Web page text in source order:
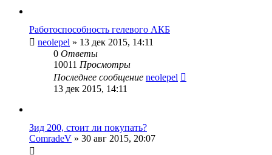
Работоспособность гелевого АКБ
neolepel » 13 дек 2015, 14:11
0 Ответы
10011 Просмотры
Последнее сообщение neolepel
13 дек 2015, 14:11
Зид 200, стоит ли покупать?
ComradeV » 30 авг 2015, 20:07